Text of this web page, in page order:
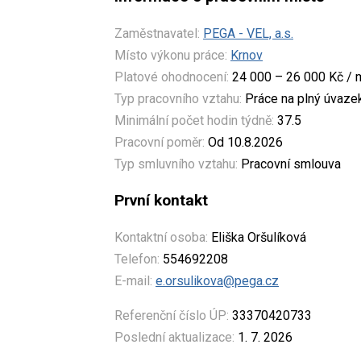
Zaměstnavatel: PEGA - VEL, a.s.
Místo výkonu práce: Krnov
Platové ohodnocení: 24 000 – 26 000 Kč /
Typ pracovního vztahu: Práce na plný
Minimální počet hodin týdně: 37.5
Pracovní poměr: Od 10.8.2026
Typ smluvního vztahu: Pracovní smlouva
První kontakt
Kontaktní osoba: Eliška Oršulíková
Telefon: 554692208
E-mail: e.orsulikova@pega.cz
Referenční číslo ÚP: 33370420733
Poslední aktualizace: 1. 7. 2026